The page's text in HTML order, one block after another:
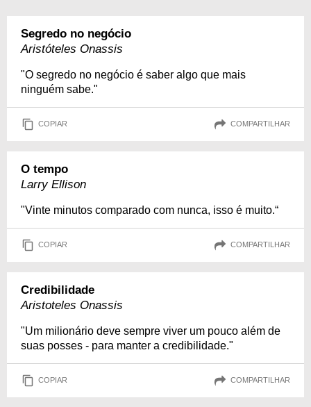
Segredo no negócio
Aristóteles Onassis
"O segredo no negócio é saber algo que mais
ninguém sabe."
COPIAR COMPARTILHAR
O tempo
Larry Ellison
"Vinte minutos comparado com nunca, isso é muito.“
COPIAR COMPARTILHAR
Credibilidade
Aristoteles Onassis
"Um milionário deve sempre viver um pouco além de
suas posses - para manter a credibilidade."
COPIAR COMPARTILHAR